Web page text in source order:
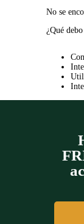
No se
¿Qué